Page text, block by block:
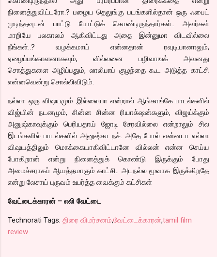
நினைத்துவிட்டரோ.? பழைய தெலுங்கு படங்களில்தான் ஒரு ஃபைட்
முடிந்தவுடன் பாட்டு போட்டுக் கொண்டிருந்தார்கள்.. அவர்கள்
மாறியே பலகாலம் ஆகிவிட்டது அதை இன்னுமா விடவில்லை
நீங்கள்..? வழக்கமாய் என்னதான் ரவுடியானாலும்,
ஏழைப்பங்காளனாகவும், வில்லனை பழிவாஙக் அவனது
சொத்துகளை அழிப்பதும், லாலிபாப் குழந்தை கூட அடுத்த காட்சி
என்னவென்று சொல்லிவிடும்.
நல்லா ஒரு விஷயமும் இல்லையா என்றால் ஆங்காங்கே பாடல்களில்
விஜ்யின் நடனமும், சின்ன சின்ன ரியாக்‌ஷன்களும், விஜய்க்கும்
அனுஷ்காவுக்கும் பெரியதாய் ஜோடி சேரவில்லை என்றாலும் சில
இடங்களில் பாடல்களில் அனுஷ்கா நச். அதே போல் என்னடா எல்லா
விஷயத்திலும் மொக்கையாகிவிட்டானே வில்லன் என்ன செய்ய
போகிறான் என்று நினைத்துக் கொண்டு இருக்கும் போது
அமைச்சராகப் ஆயத்தமாகும் காட்சி.. அடநல்ல மூவாக இருக்கிறதே
என்று லேசாய் புருவம் உயர்த்த வைக்கும் கட்சிகள்
வேட்டைக்காரன் – எலி வேட்டை
Technorati Tags: திரை விமர்சனம்,வேட்டைக்காரன்,tamil film
review